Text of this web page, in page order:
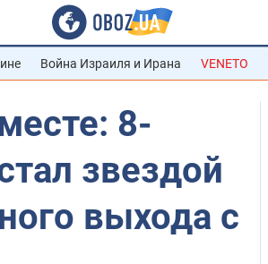
Война Израиля и Ирана VENETO
8-
звездой
выхода с